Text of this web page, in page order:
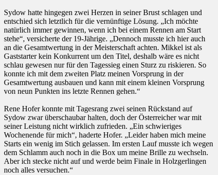
Sydow hatte hingegen zwei Herzen in seiner Brust schlagen und
entschied sich letztlich für die vernünftige Lösung. „Ich möchte
natürlich immer gewinnen, wenn ich bei einem Rennen am Start
stehe“, versicherte der 19-Jährige. „Dennoch musste ich hier auch
an die Gesamtwertung in der Meisterschaft achten. Mikkel ist als
Gaststarter kein Konkurrent um den Titel, deshalb wäre es nicht
schlau gewesen nur für den Tagessieg einen Sturz zu riskieren. So
konnte ich mit dem zweiten Platz meinen Vorsprung in der
Gesamtwertung ausbauen und kann mit einem kleinen Vorsprung
von neun Punkten ins letzte Rennen gehen.“
Rene Hofer konnte mit Tagesrang zwei seinen Rückstand auf
Sydow zwar überschaubar halten, doch der Österreicher war mit
seiner Leistung nicht wirklich zufrieden. „Ein schwieriges
Wochenende für mich“, haderte Hofer. „Leider haben mich meine
Starts ein wenig im Stich gelassen. Im ersten Lauf musste ich wegen
dem Schlamm auch noch in die Box um meine Brille zu wechseln.
Aber ich stecke nicht auf und werde beim Finale in Holzgerlingen
noch alles versuchen.“